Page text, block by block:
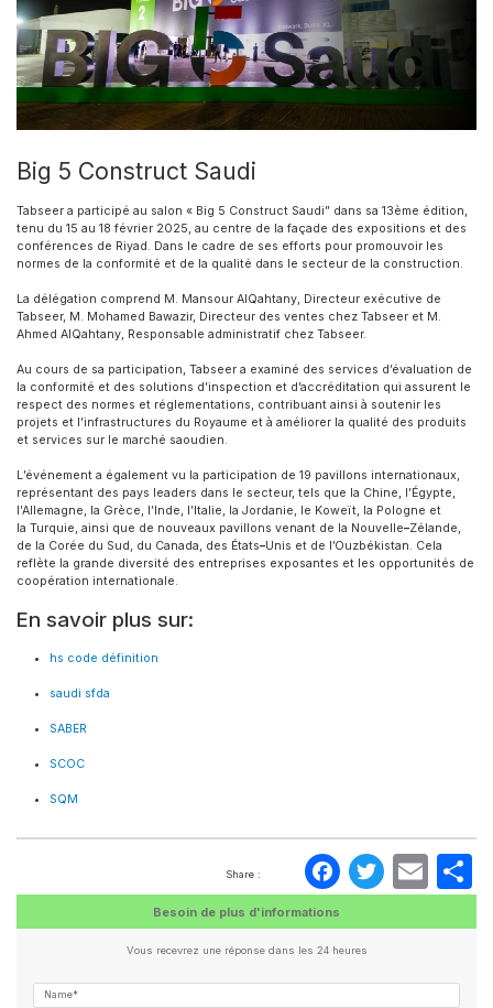
Big 5 Construct Saudi
Tabseer a participé au salon « Big 5 Construct Saudi” dans sa 13ème édition,
tenu du 15 au 18 février 2025, au centre de la façade des expositions et des
conférences de Riyad. Dans le cadre de ses efforts pour promouvoir les
normes de la conformité et de la qualité dans le secteur de la construction.
La délégation comprend M. Mansour AlQahtany, Directeur exécutive de
Tabseer, M. Mohamed Bawazir, Directeur des ventes chez Tabseer et M.
Ahmed AlQahtany, Responsable administratif chez Tabseer.
Au cours de sa participation, Tabseer a examiné des services d’évaluation de
la conformité et des solutions d’inspection et d’accréditation qui assurent le
respect des normes et réglementations, contribuant ainsi à soutenir les
projets et l’infrastructures du Royaume et à améliorer la qualité des produits
et services sur le marché saoudien.
L’événement a également vu la participation de 19 pavillons internationaux,
représentant des pays leaders dans le secteur, tels que la Chine, l’Égypte,
l’Allemagne, la Grèce, l’Inde, l’Italie, la Jordanie, le Koweït, la Pologne et
la Turquie, ainsi que de nouveaux pavillons venant de la Nouvelle–Zélande,
de la Corée du Sud, du Canada, des États–Unis et de l’Ouzbékistan. Cela
reflète la grande diversité des entreprises exposantes et les opportunités de
coopération internationale.
En savoir plus sur:
hs code définition
saudi sfda
SABER
SCOC
SQM
Share :
Besoin de plus d'informations
Vous recevrez une réponse dans les 24 heures
Name*